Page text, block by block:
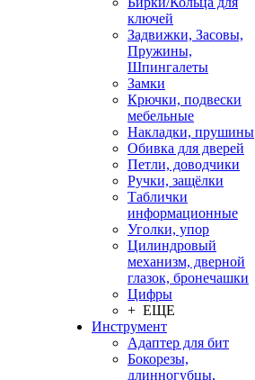
ключей
Задвижки, Засовы,
Пружины,
Шпингалеты
Замки
Крючки, подвески
мебельные
Накладки, прушины
Обивка для дверей
Петли, доводчики
Ручки, защёлки
Таблички
информационные
Уголки, упор
Цилиндровый
механизм, дверной
глазок, бронечашки
Цифры
+ ЕЩЕ
Инструмент
Адаптер для бит
Бокорезы,
длинногубцы,